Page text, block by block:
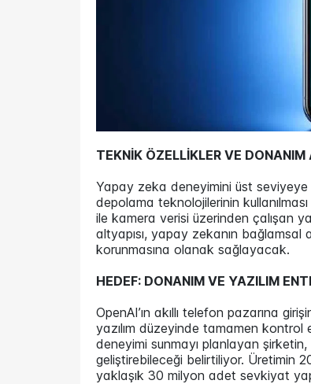
TEKNİK ÖZELLİKLER VE
Yapay zeka deneyimini üst
depolama teknolojilerinin
ile kamera verisi üzerinden çalışan
altyapısı, yapay zekanın
korunmasına olanak sağlayacak.
HEDEF: DONANIM VE YAZILIM
OpenAI’ın akıllı telefon pazarına
yazılım düzeyinde tamamen kontrol
deneyimi sunmayı planlayan
geliştirebileceği belirtiliyor. Üretimin
yaklaşık 30 milyon adet sevkiyat